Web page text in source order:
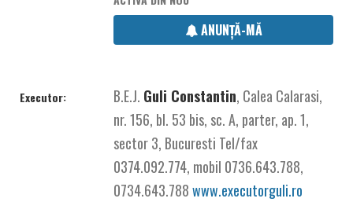
ANUNȚĂ-MĂ
Executor: B.E.J. Guli Constantin, Calea Calarasi,
nr. 156, bl. 53 bis, sc. A, parter, ap. 1,
sector 3, Bucuresti Tel/fax
0374.092.774, mobil 0736.643.788,
0734.643.788www.executorguli.ro